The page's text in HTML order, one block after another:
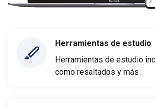
Herramientas de estudio
Herramientas de estudio
como resaltados y más